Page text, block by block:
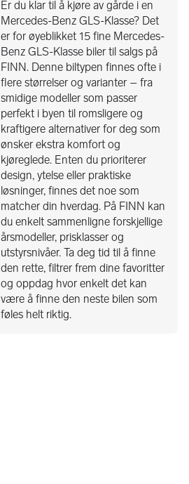
Er du klar til å kjøre av gårde i en
Mercedes-Benz GLS-Klasse? Det
er for øyeblikket 15 fine Mercedes-
Benz GLS-Klasse biler til salgs på
FINN. Denne biltypen finnes ofte i
flere størrelser og varianter – fra
smidige modeller som passer
perfekt i byen til romsligere og
kraftigere alternativer for deg som
ønsker ekstra komfort og
kjøreglede. Enten du prioriterer
design, ytelse eller praktiske
løsninger, finnes det noe som
matcher din hverdag. På FINN kan
du enkelt sammenligne forskjellige
årsmodeller, prisklasser og
utstyrsnivåer. Ta deg tid til å finne
den rette, filtrer frem dine favoritter
og oppdag hvor enkelt det kan
være å finne den neste bilen som
føles helt riktig.